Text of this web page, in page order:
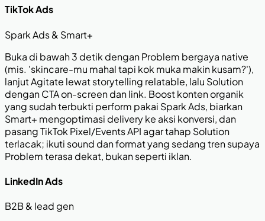
TikTok Ads
Spark Ads & Smart+
Buka di bawah 3 detik dengan Problem bergaya native
(mis. 'skincare-mu mahal tapi kok muka makin kusam?'),
lanjut Agitate lewat storytelling relatable, lalu Solution
dengan CTA on-screen dan link. Boost konten organik
yang sudah terbukti perform pakai Spark Ads, biarkan
Smart+ mengoptimasi delivery ke aksi konversi, dan
pasang TikTok Pixel/Events API agar tahap Solution
terlacak; ikuti sound dan format yang sedang tren supaya
Problem terasa dekat, bukan seperti iklan.
LinkedIn Ads
B2B & lead gen